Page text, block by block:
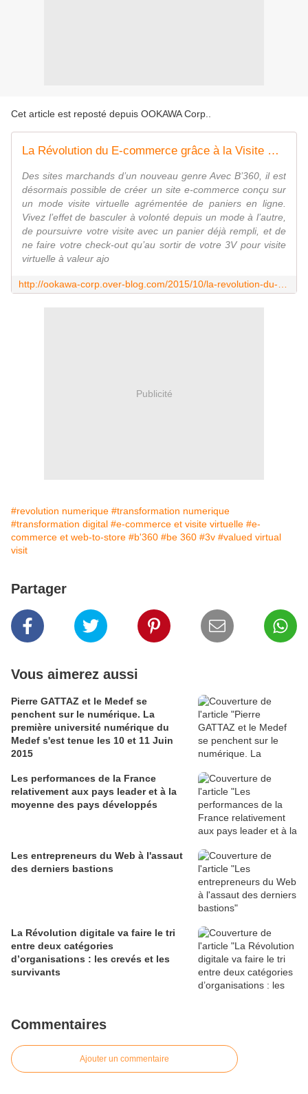
Cet article est reposté depuis OOKAWA Corp.
La Révolution du E-commerce grâce à la Visite Virtuelle et le Web-to-store par B'360
Des sites marchands d’un nouveau genre Avec B’360, il est
désormais possible de créer un site e-commerce conçu sur
un mode visite virtuelle agrémentée de paniers en ligne.
Vivez l’effet de basculer à volonté depuis un mode à l’autre,
de poursuivre votre visite avec un panier déjà rempli, et de
ne faire votre check-out qu’au sortir de votre 3V pour visite
virtuelle à valeur ajo
Publicité
#revolution numerique #transformation numerique
#transformation digital #e-commerce et visite virtuelle #e-
commerce et web-to-store #b'360 #be 360 #3v #valued virtual
visit
Partager
Vous aimerez aussi
Pierre GATTAZ et le Medef se
penchent sur le numérique. La
première université numérique du
Medef s'est tenue les 10 et 11 Juin
2015
Les performances de la France
relativement aux pays leader et à la
moyenne des pays développés
Les entrepreneurs du Web à l'assaut
des derniers bastions
La Révolution digitale va faire le tri
entre deux catégories
d’organisations : les crevés et les
survivants
Commentaires
Ajouter un commentaire